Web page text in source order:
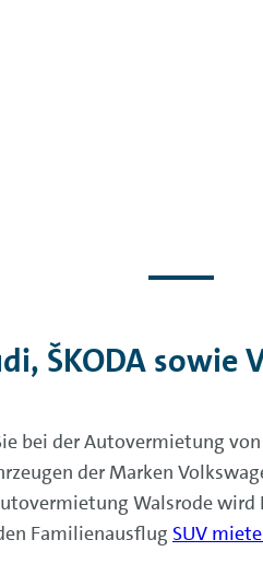
ŠKODA
bei der Autovermietung
der Marken
Walsrode
Familienausflug SUV